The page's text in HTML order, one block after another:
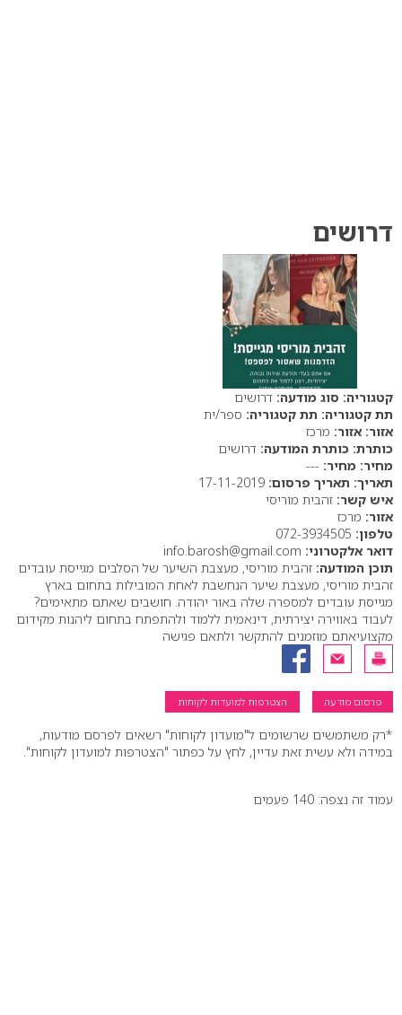
דרושים
סוג מודעה: דרושים
תת קטגוריה: ספר/ית
אזור: מרכז
כותרת המודעה: דרושים
מחיר: ---
תאריך פרסום:
איש קשר: זהבית מוריסי
אזור: מרכז
טלפון:
דואר אלקטרוני:
תוכן המודעה: זהבית מוריסי, מעצבת השיער של הסלבים מגייסת עובדים
זהבית מוריסי, מעצבת שיער הנחשבת לאחת המובילות בתחום בארץ
מגייסת עובדים למספרה שלה באור יהודה. חושבים שאתם מתאימים?
לעבוד באווירה יצירתית, דינאמית ללמוד ולהתפתח בתחום ליהנות מקידום
מקצועיאתם מוזמנים להתקשר ולתאם פגישה
פרסום מודעה הצטרפות למועדות לקוחות
*רק משתמשים שרשומים ל"מועדון לקוחות" רשאים לפרסם מודעות,
במידה ולא עשית זאת עדיין, לחץ על כפתור "הצטרפות למועדון לקוחות".
עמוד זה נצפה: 140 פעמים